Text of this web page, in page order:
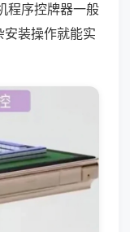
程序控牌器一般
装操作就能实